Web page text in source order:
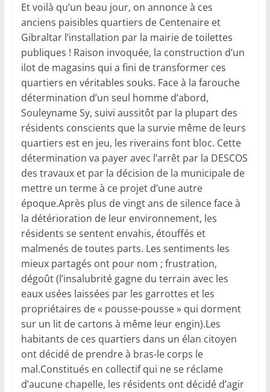
Et voilà qu’un beau jour, on annonce à ces
anciens paisibles quartiers de Centenaire et
Gibraltar l’installation par la mairie de toilettes
publiques ! Raison invoquée, la construction d’un
ilot de magasins qui a fini de transformer ces
quartiers en véritables souks. Face à la farouche
détermination d’un seul homme d’abord,
Souleyname Sy, suivi aussitôt par la plupart des
résidents conscients que la survie même de leurs
quartiers est en jeu, les riverains font bloc. Cette
détermination va payer avec l’arrêt par la DESCOS
des travaux et par la décision de la municipale de
mettre un terme à ce projet d’une autre
époque.Après plus de vingt ans de silence face à
la détérioration de leur environnement, les
résidents se sentent envahis, étouffés et
malmenés de toutes parts. Les sentiments les
mieux partagés ont pour nom ; frustration,
dégoût (l’insalubrité gagne du terrain avec les
eaux usées laissées par les garrottes et les
propriétaires de « pousse-pousse » qui dorment
sur un lit de cartons à même leur engin).Les
habitants de ces quartiers dans un élan citoyen
ont décidé de prendre à bras-le corps le
mal.Constitués en collectif qui ne se réclame
d’aucune chapelle, les résidents ont décidé d’agir